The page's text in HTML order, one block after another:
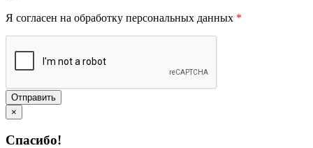
Я согласен на обработку персональных данных *
Отправить
×
Спасибо!